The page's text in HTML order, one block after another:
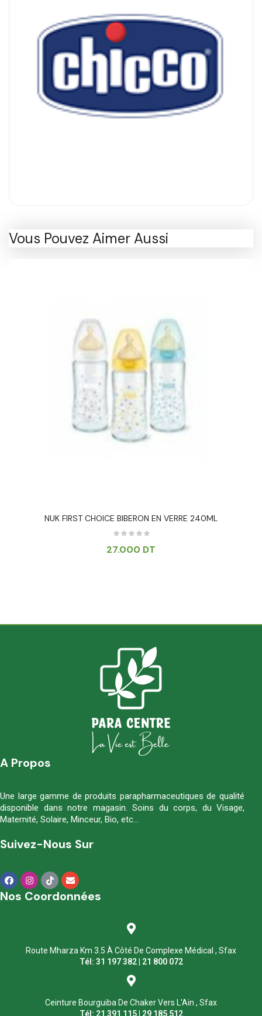
Vous Pouvez Aimer Aussi
NUK FIRST CHOICE BIBERON EN VERRE 240ML
27.000 DT
A Propos
Une large gamme de produits parapharmaceutiques de qualité
disponible dans notre magasin. Soins du corps, du Visage,
Maternité, Solaire, Minceur, Bio, etc…
Suivez-Nous Sur
Nos Coordonnées
Route Mharza Km 3.5 À Côté De Complexe Médical , Sfax
Tél: 31 197 382 | 21 800 072
Ceinture Bourguiba De Chaker Vers L'Ain , Sfax
Tél: 21 391 115 | 29 185 512